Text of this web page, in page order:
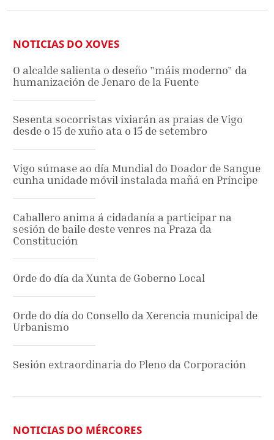
NOTICIAS DO XOVES
O alcalde salienta o deseño "máis moderno" da
humanización de Jenaro de la Fuente
Sesenta socorristas vixiarán as praias de Vigo
desde o 15 de xuño ata o 15 de setembro
Vigo súmase ao día Mundial do Doador de Sangue
cunha unidade móvil instalada mañá en Príncipe
Caballero anima á cidadanía a participar na
sesión de baile deste venres na Praza da
Constitución
Orde do día da Xunta de Goberno Local
Orde do día do Consello da Xerencia municipal de
Urbanismo
Sesión extraordinaria do Pleno da Corporación
NOTICIAS DO MÉRCORES